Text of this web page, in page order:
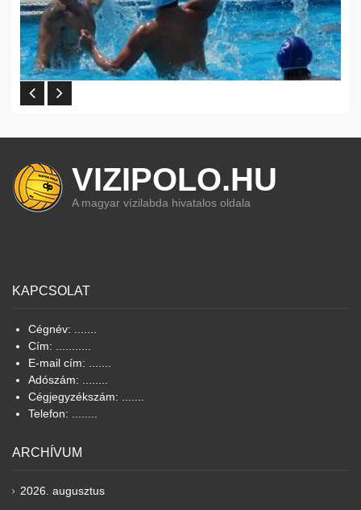
VIZIPOLO.HU
A magyar vízilabda hivatalos oldala
KAPCSOLAT
Cégnév: .......
Cím: ...........
E-mail cím: .......
Adószám: ........
Cégjegyzékszám: .......
Telefon: ........
ARCHÍVUM
2026. augusztus